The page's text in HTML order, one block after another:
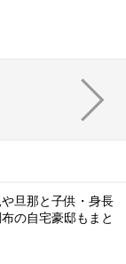
旦那と子供・身長
の自宅豪邸もまと